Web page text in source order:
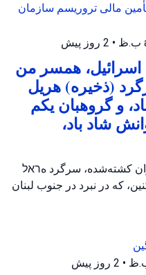
مالی تروریسم سازمان
• 2 روز پیش
اسرائیل، همسر من
(ذخیره) هریل
و گروهبان یکم
شاد باد،
کشته‌شده، سرگرد هראל
که در نبرد در جنوب لبنان
• 2 روز پیش